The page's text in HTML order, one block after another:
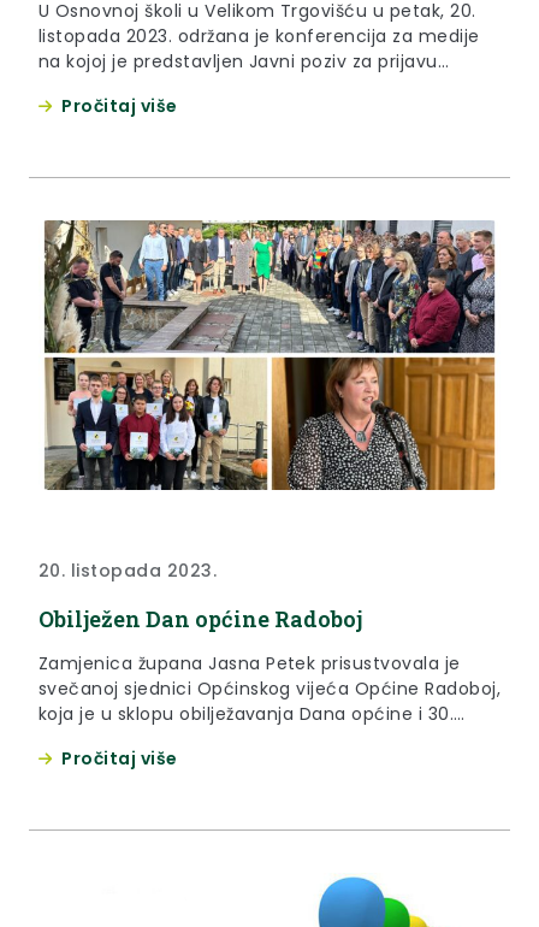
U Osnovnoj školi u Velikom Trgovišću u petak, 20.
listopada 2023. održana je konferencija za medije
na kojoj je predstavljen Javni poziv za prijavu
godinu. Riječ je o uspješnom mehanizmu
Pročitaj više
20. listopada 2023.
Obilježen Dan općine Radoboj
Zamjenica župana Jasna Petek prisustvovala je
svečanoj sjednici Općinskog vijeća Općine Radoboj,
koja je u sklopu obilježavanja Dana općine i 30.
jedinice lokalne samouprave održana u petak 20.
Pročitaj više